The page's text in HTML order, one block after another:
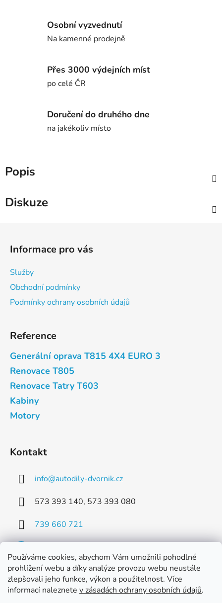
Používáme cookies, abychom Vám umožnili pohodlné
prohlížení webu a díky analýze provozu webu neustále
zlepšovali jeho funkce, výkon a použitelnost. Více
informací naleznete v zásadách ochrany osobních údajů.
Osobní vyzvednutí
Na kamenné prodejně
Přes 3000 výdejních míst
po celé ČR
Doručení do druhého dne
na jakékoliv místo
Popis
Diskuze
Informace pro vás
Služby
Obchodní podmínky
Podmínky ochrany osobních údajů
Reference
Generální oprava T815 4X4 EURO 3
Renovace T805
Renovace Tatry T603
Kabiny
Motory
Kontakt
info@autodily-dvornik.cz
573 393 140, 573 393 080
739 660 721
Facebook